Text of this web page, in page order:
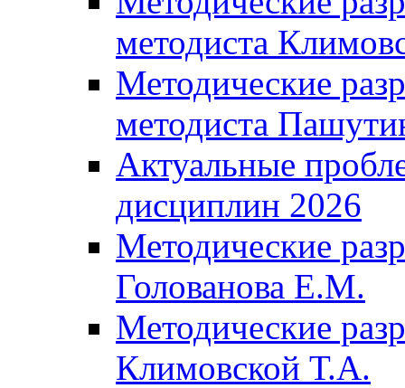
методиста
Методические
методиста
Актуальные
дисциплин 2026
Методические
Голованова Е.М.
Методические
Климовской Т.А.